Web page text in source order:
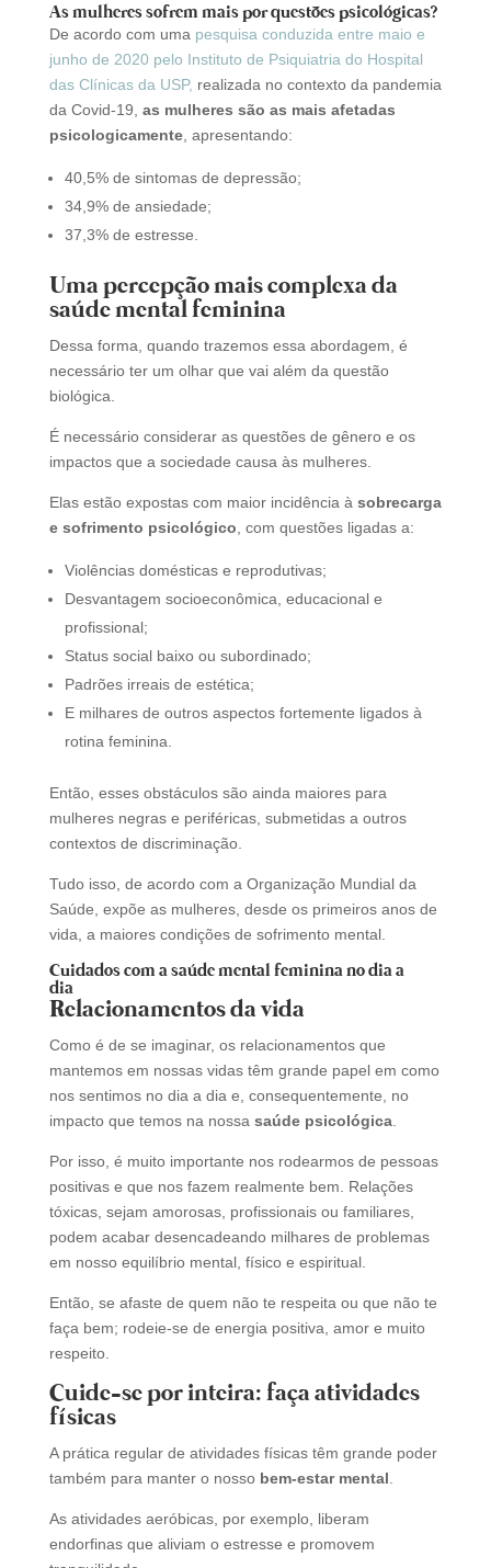
As mulheres sofrem mais por questões psicológicas?
De acordo com uma pesquisa conduzida entre maio e
junho de 2020 pelo Instituto de Psiquiatria do Hospital
das Clínicas da USP, realizada no contexto da pandemia
da Covid-19, as mulheres são as mais afetadas
psicologicamente, apresentando:
40,5% de sintomas de depressão;
34,9% de ansiedade;
37,3% de estresse.
Uma percepção mais complexa da
saúde mental feminina
Dessa forma, quando trazemos essa abordagem, é
necessário ter um olhar que vai além da questão
biológica.
É necessário considerar as questões de gênero e os
impactos que a sociedade causa às mulheres.
Elas estão expostas com maior incidência à sobrecarga
e sofrimento psicológico, com questões ligadas a:
Violências domésticas e reprodutivas;
Desvantagem socioeconômica, educacional e
profissional;
Status social baixo ou subordinado;
Padrões irreais de estética;
E milhares de outros aspectos fortemente ligados à
rotina feminina.
Então, esses obstáculos são ainda maiores para
mulheres negras e periféricas, submetidas a outros
contextos de discriminação.
Tudo isso, de acordo com a Organização Mundial da
Saúde, expõe as mulheres, desde os primeiros anos de
vida, a maiores condições de sofrimento mental.
Cuidados com a saúde mental feminina no dia a
dia
Relacionamentos da vida
Como é de se imaginar, os relacionamentos que
mantemos em nossas vidas têm grande papel em como
nos sentimos no dia a dia e, consequentemente, no
impacto que temos na nossa saúde psicológica.
Por isso, é muito importante nos rodearmos de pessoas
positivas e que nos fazem realmente bem. Relações
tóxicas, sejam amorosas, profissionais ou familiares,
podem acabar desencadeando milhares de problemas
em nosso equilíbrio mental, físico e espiritual.
Então, se afaste de quem não te respeita ou que não te
faça bem; rodeie-se de energia positiva, amor e muito
respeito.
Cuide-se por inteira: faça atividades
físicas
A prática regular de atividades físicas têm grande poder
também para manter o nosso bem-estar mental.
As atividades aeróbicas, por exemplo, liberam
endorfinas que aliviam o estresse e promovem